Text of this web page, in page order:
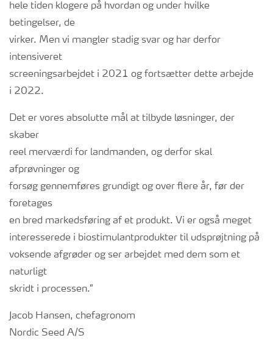
hele tiden klogere på hvordan og under hvilke
betingelser, de
virker. Men vi mangler stadig svar og har derfor
intensiveret
screeningsarbejdet i 2021 og fortsætter dette arbejde
i 2022.
Det er vores absolutte mål at tilbyde løsninger, der
skaber
reel merværdi for landmanden, og derfor skal
afprøvninger og
forsøg gennemføres grundigt og over flere år, før der
foretages
en bred markedsføring af et produkt. Vi er også meget
interesserede i biostimulantprodukter til udsprøjtning på
voksende afgrøder og ser arbejdet med dem som et
naturligt
skridt i processen.”
Jacob Hansen, chefagronom
Nordic Seed A/S